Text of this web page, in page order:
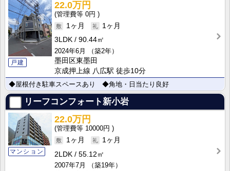
戸建
22.0万円
0円
1ヶ月
1ヶ月
3LDK
90.44㎡
2024年6月
（築2年）
墨田区東墨田
京成押上線 八広駅 徒歩10分
◆屋根付き駐車スペースあり ◆角地・日当たり良好
リーフコンフォート新小岩
マンション
22.0万円
10000円
1ヶ月
1ヶ月
2LDK
55.12㎡
2007年7月
（築19年）